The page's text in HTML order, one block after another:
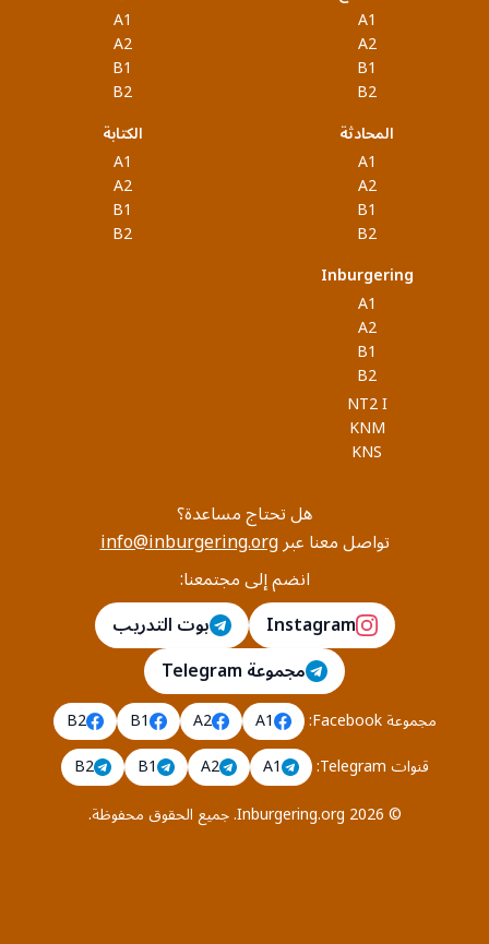
A1
A2
B1
B2
A1
A2
B1
B2
المحادثة
A1
A2
B1
B2
الكتابة
A1
A2
B1
B2
Inburgering
A1
A2
B1
B2
NT2 I
KNM
KNS
هل تحتاج مساعدة؟
تواصل معنا عبرinfo@inburgering.org
انضم إلى مجتمعنا:
Instagram
بوت التدريب
مجموعة Telegram
مجموعة Facebook :
A1
A2
B1
B2
قنوات Telegram
:
A1
A2
B1
B2
©
2026
Inburgering.org
.جميع الحقوق محفوظة.